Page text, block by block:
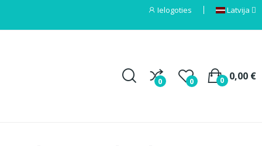
Ielogoties Latvija
0 0 0,00 €
0